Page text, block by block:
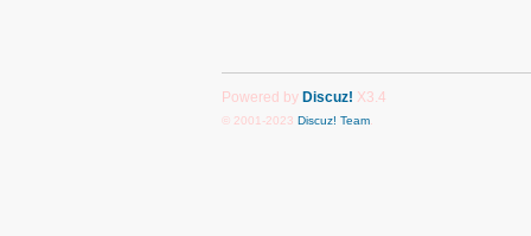
Powered by Discuz! X3.4
© 2001-2023 Discuz! Team